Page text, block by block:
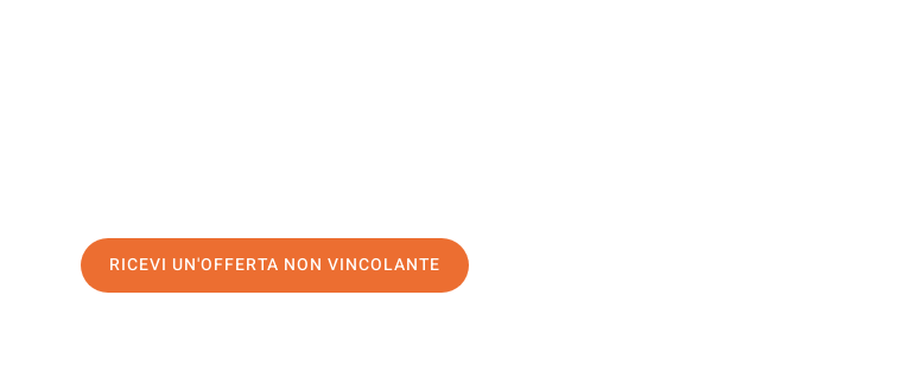
RICEVI UN'OFFERTA NON VINCOLANTE